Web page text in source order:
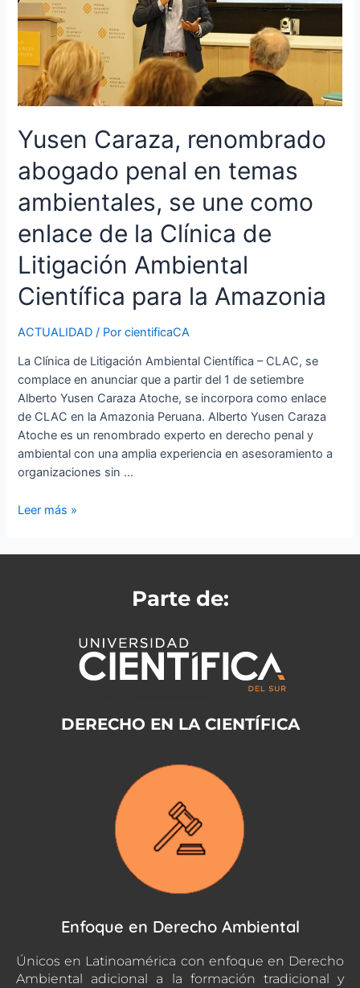
Yusen Caraza, renombrado
abogado penal en temas
ambientales, se une como
enlace de la Clínica de
Litigación Ambiental
Científica para la Amazonia
ACTUALIDAD / PorcientificaCA
La Clínica de Litigación Ambiental Científica – CLAC, se
complace en anunciar que a partir del 1 de setiembre
Alberto Yusen Caraza Atoche, se incorpora como enlace
de CLAC en la Amazonia Peruana. Alberto Yusen Caraza
Atoche es un renombrado experto en derecho penal y
ambiental con una amplia experiencia en asesoramiento a
organizaciones sin …
temas
ambientales,
se
une
como
enlace
la
de
Litigación
Ambiental
Científica
la
Amazonia
Leer más »
Parte de:
DERECHO EN LA CIENTÍFICA
Enfoque en Derecho Ambiental
Únicos en Latinoamérica con enfoque en Derecho
Ambiental adicional a la formación tradicional y